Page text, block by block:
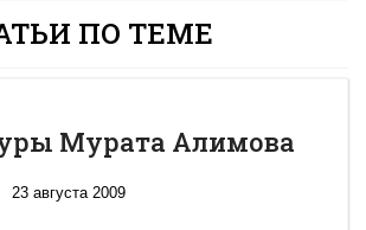
ПО ТЕМЕ
Мурата Алимова
23 августа 2009